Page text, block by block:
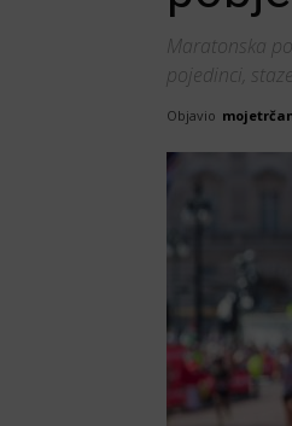
Maratonska
pojedinci,
Objavio